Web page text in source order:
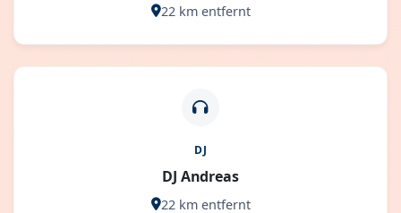
22 km entfernt
DJ
DJ Andreas
22 km entfernt